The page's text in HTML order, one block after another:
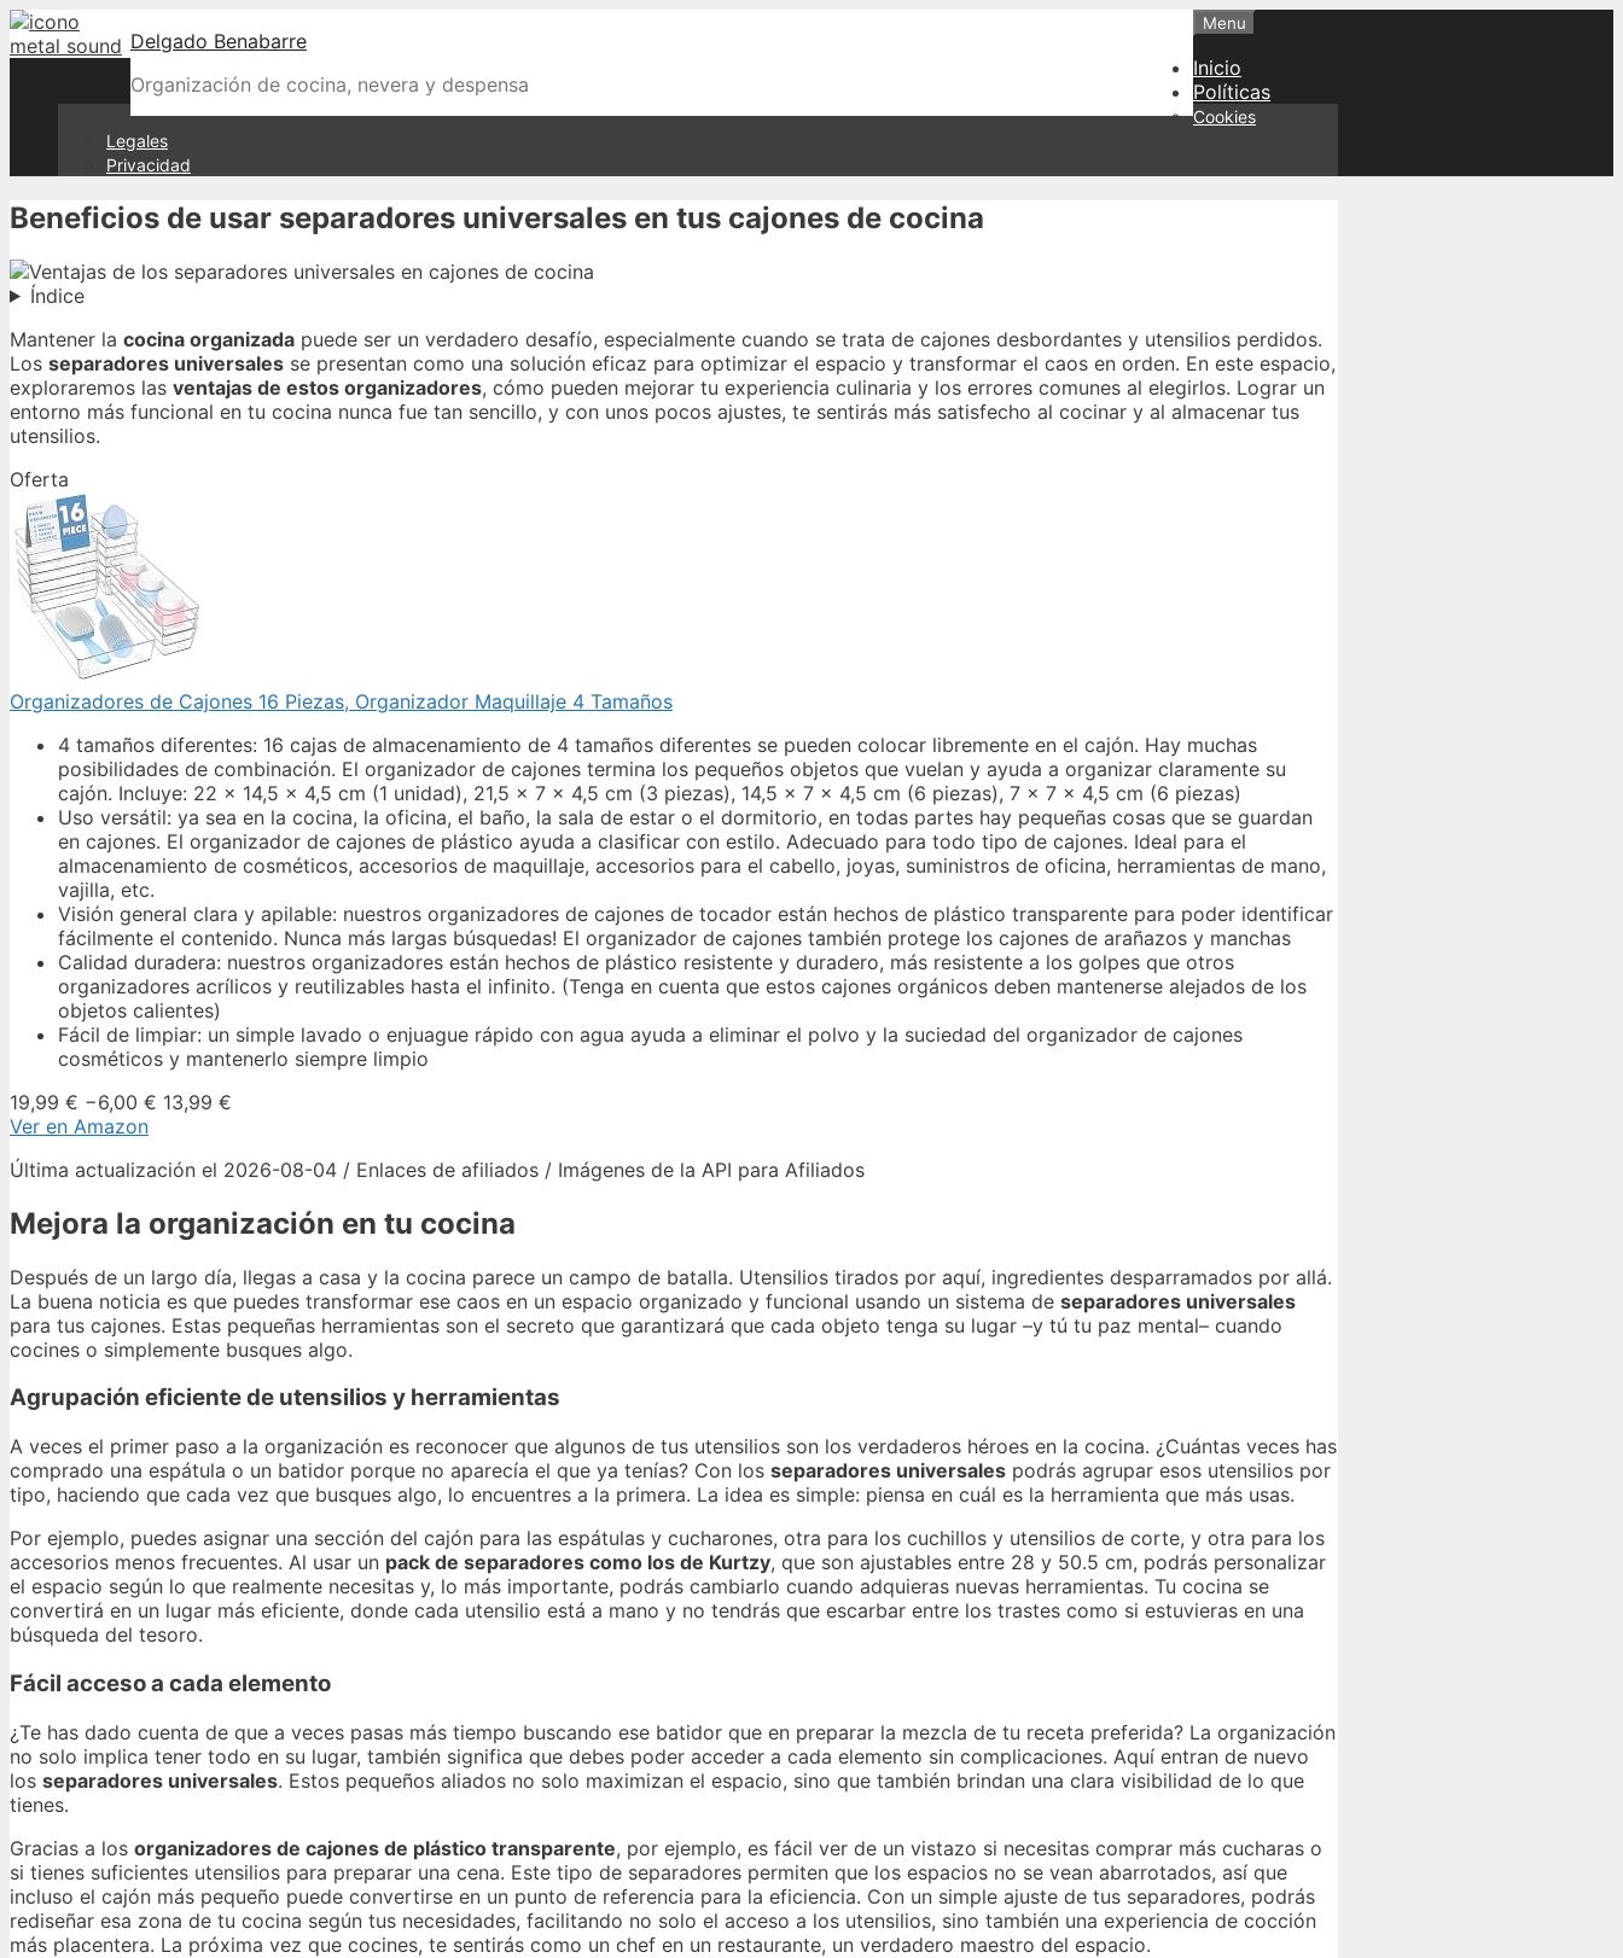
Skip
to
Delgado Benabarre
Organización de cocina, nevera y despensa
Menu
Inicio
Políticas
Cookies
Legales
Privacidad
Beneficios de usar separadores universales en tus cajones de cocina
Índice
Mantener la cocina organizada puede ser un verdadero desafío, especialmente cuando se trata de cajones desbordantes y utensilios perdidos.
Los separadores universales se presentan como una solución eficaz para optimizar el espacio y transformar el caos en orden. En este espacio,
exploraremos las ventajas de estos organizadores, cómo pueden mejorar tu experiencia culinaria y los errores comunes al elegirlos. Lograr un
entorno más funcional en tu cocina nunca fue tan sencillo, y con unos pocos ajustes, te sentirás más satisfecho al cocinar y al almacenar tus
utensilios.
Oferta
Organizadores de Cajones 16 Piezas, Organizador Maquillaje 4 Tamaños
4 tamaños diferentes: 16 cajas de almacenamiento de 4 tamaños diferentes se pueden colocar libremente en el cajón. Hay muchas
posibilidades de combinación. El organizador de cajones termina los pequeños objetos que vuelan y ayuda a organizar claramente su
cajón. Incluye: 22 x 14,5 x 4,5 cm (1 unidad), 21,5 x 7 x 4,5 cm (3 piezas), 14,5 x 7 x 4,5 cm (6 piezas), 7 x 7 x 4,5 cm (6 piezas)
Uso versátil: ya sea en la cocina, la oficina, el baño, la sala de estar o el dormitorio, en todas partes hay pequeñas cosas que se guardan
en cajones. El organizador de cajones de plástico ayuda a clasificar con estilo. Adecuado para todo tipo de cajones. Ideal para el
almacenamiento de cosméticos, accesorios de maquillaje, accesorios para el cabello, joyas, suministros de oficina, herramientas de mano,
vajilla, etc.
Visión general clara y apilable: nuestros organizadores de cajones de tocador están hechos de plástico transparente para poder identificar
fácilmente el contenido. Nunca más largas búsquedas! El organizador de cajones también protege los cajones de arañazos y manchas
Calidad duradera: nuestros organizadores están hechos de plástico resistente y duradero, más resistente a los golpes que otros
organizadores acrílicos y reutilizables hasta el infinito. (Tenga en cuenta que estos cajones orgánicos deben mantenerse alejados de los
objetos calientes)
Fácil de limpiar: un simple lavado o enjuague rápido con agua ayuda a eliminar el polvo y la suciedad del organizador de cajones
cosméticos y mantenerlo siempre limpio
19,99 € −6,00 € 13,99 €
Ver en Amazon
Última actualización el 2026-08-04 / Enlaces de afiliados / Imágenes de la API para Afiliados
Mejora la organización en tu cocina
Después de un largo día, llegas a casa y la cocina parece un campo de batalla. Utensilios tirados por aquí, ingredientes desparramados por allá.
La buena noticia es que puedes transformar ese caos en un espacio organizado y funcional usando un sistema de separadores universales
para tus cajones. Estas pequeñas herramientas son el secreto que garantizará que cada objeto tenga su lugar –y tú tu paz mental– cuando
cocines o simplemente busques algo.
Agrupación eficiente de utensilios y herramientas
A veces el primer paso a la organización es reconocer que algunos de tus utensilios son los verdaderos héroes en la cocina. ¿Cuántas veces has
comprado una espátula o un batidor porque no aparecía el que ya tenías? Con los separadores universales podrás agrupar esos utensilios por
tipo, haciendo que cada vez que busques algo, lo encuentres a la primera. La idea es simple: piensa en cuál es la herramienta que más usas.
Por ejemplo, puedes asignar una sección del cajón para las espátulas y cucharones, otra para los cuchillos y utensilios de corte, y otra para los
accesorios menos frecuentes. Al usar un pack de separadores como los de Kurtzy, que son ajustables entre 28 y 50.5 cm, podrás personalizar
el espacio según lo que realmente necesitas y, lo más importante, podrás cambiarlo cuando adquieras nuevas herramientas. Tu cocina se
convertirá en un lugar más eficiente, donde cada utensilio está a mano y no tendrás que escarbar entre los trastes como si estuvieras en una
búsqueda del tesoro.
Fácil acceso a cada elemento
¿Te has dado cuenta de que a veces pasas más tiempo buscando ese batidor que en preparar la mezcla de tu receta preferida? La organización
no solo implica tener todo en su lugar, también significa que debes poder acceder a cada elemento sin complicaciones. Aquí entran de nuevo
los separadores universales. Estos pequeños aliados no solo maximizan el espacio, sino que también brindan una clara visibilidad de lo que
tienes.
Gracias a los organizadores de cajones de plástico transparente, por ejemplo, es fácil ver de un vistazo si necesitas comprar más cucharas o
si tienes suficientes utensilios para preparar una cena. Este tipo de separadores permiten que los espacios no se vean abarrotados, así que
incluso el cajón más pequeño puede convertirse en un punto de referencia para la eficiencia. Con un simple ajuste de tus separadores, podrás
rediseñar esa zona de tu cocina según tus necesidades, facilitando no solo el acceso a los utensilios, sino también una experiencia de cocción
más placentera. La próxima vez que cocines, te sentirás como un chef en un restaurante, un verdadero maestro del espacio.